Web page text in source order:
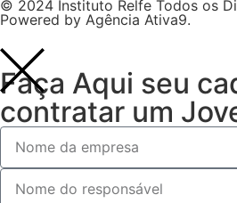
© 2024 Instituto Relfe Todos os
Powered by Agência Ativa9.
Faça Aqui seu
contratar um